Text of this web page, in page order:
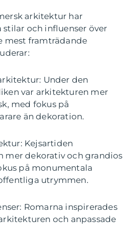
arkitektur har
och influenser över
mest framträdande
Under den
var arkitekturen mer
med fokus på
än dekoration.
Kejsartiden
mer dekorativ och grandios
på monumentala
utrymmen.
Romarna inspirerades
och anpassade